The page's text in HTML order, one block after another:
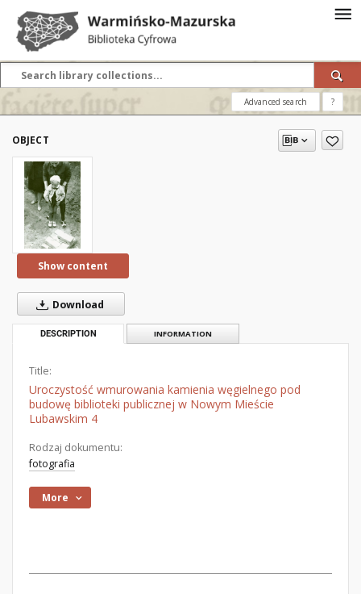
Advanced search ?
OBJECT
Show content
Download
DESCRIPTION INFORMATION
Title:
Uroczystość wmurowania kamienia węgielnego pod
budowę biblioteki publicznej w Nowym Mieście
Lubawskim 4
Rodzaj dokumentu:
fotografia
More